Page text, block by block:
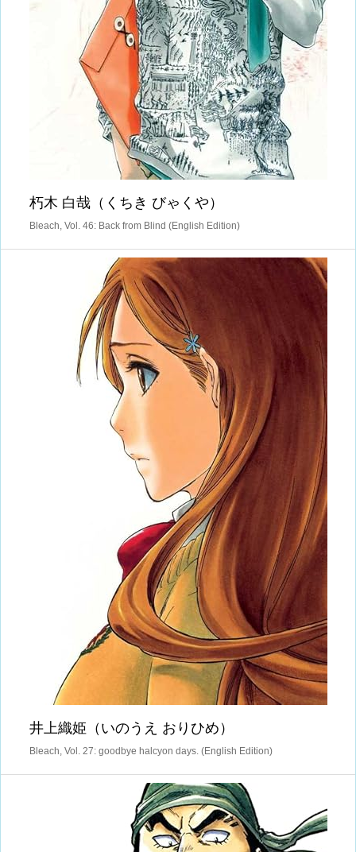
朽木 白哉（くちき びゃくや）
Bleach, Vol. 46: Back from Blind (English Edition)
井上織姫（いのうえ おりひめ）
Bleach, Vol. 27: goodbye halcyon days. (English Edition)